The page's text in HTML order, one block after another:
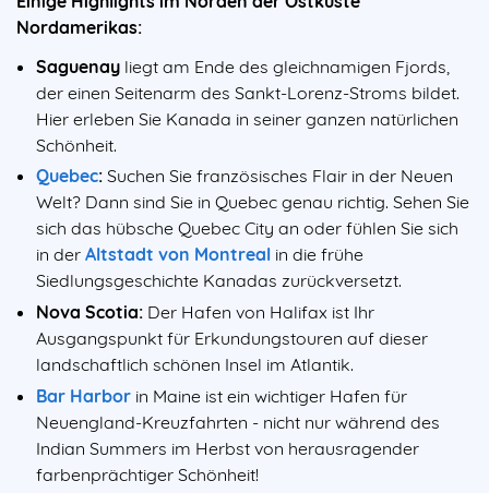
Nordamerikas:
Saguenay liegt am Ende des gleichnamigen Fjords,
der einen Seitenarm des Sankt-Lorenz-Stroms bildet.
Hier erleben Sie Kanada in seiner ganzen natürlichen
Schönheit.
Quebec: Suchen Sie französisches Flair in der Neuen
Welt? Dann sind Sie in Quebec genau richtig. Sehen Sie
sich das hübsche Quebec City an oder fühlen Sie sich
in der Altstadt von Montreal in die frühe
Siedlungsgeschichte Kanadas zurückversetzt.
Nova Scotia: Der Hafen von Halifax ist Ihr
Ausgangspunkt für Erkundungstouren auf dieser
landschaftlich schönen Insel im Atlantik.
Bar Harbor in Maine ist ein wichtiger Hafen für
Neuengland-Kreuzfahrten - nicht nur während des
Indian Summers im Herbst von herausragender
farbenprächtiger Schönheit!